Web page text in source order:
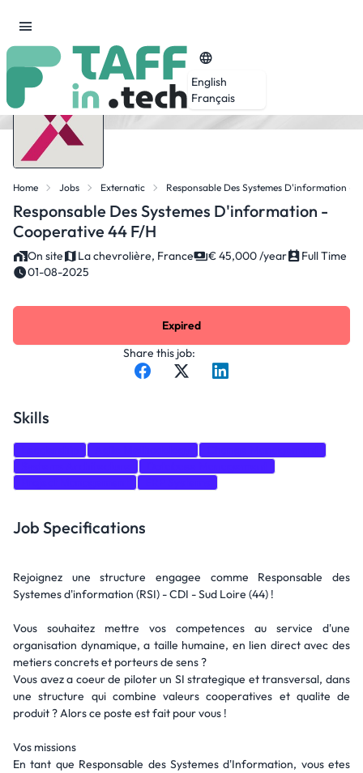
English
Français
Home Jobs Externatic Responsable Des Systemes D'information -
Responsable Des Systemes D'information -
Cooperative 44 F/H
On site La chevrolière, France € 45,000 /year
Full Time
01-08-2025
Share this job:
Expired
Skills
Job Specifications
Rejoignez une structure engagee comme Responsable des
Systemes d'information (RSI) - CDI - Sud Loire (44) !
Vous souhaitez mettre vos competences au service d'une
organisation dynamique, a taille humaine, en lien direct avec des
metiers concrets et porteurs de sens ?
Vous avez a coeur de piloter un SI strategique et transversal, dans
une structure qui combine valeurs cooperatives et qualite de
produit ? Alors ce poste est fait pour vous !
Vos missions
En tant que Responsable des Systemes d'Information, vous etes